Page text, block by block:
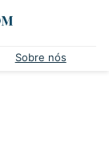
Sobre nós